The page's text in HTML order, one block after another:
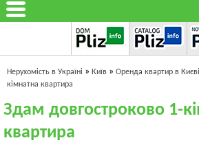
Нерухомість в Україні » Київ » Оренда квартир в Києві
кімнатна квартира
Здам довгостроково 1-
квартира